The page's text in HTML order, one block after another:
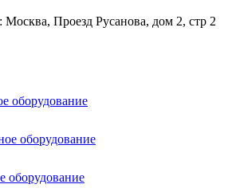
Москва, Проезд Русанова, дом 2, стр 2
оборудование
оборудование
оборудование